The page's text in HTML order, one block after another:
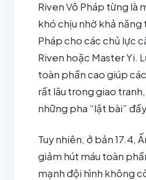
Riven Vô Pháp từng là
khó chịu nhờ khả năng
Pháp cho các chủ lực
Riven hoặc Master Yi.
toàn phần cao giúp
rất lâu trong giao
những pha “lật bài”
Tuy nhiên, ở bản 17.4,
giảm hút máu toàn
mạnh đội hình không